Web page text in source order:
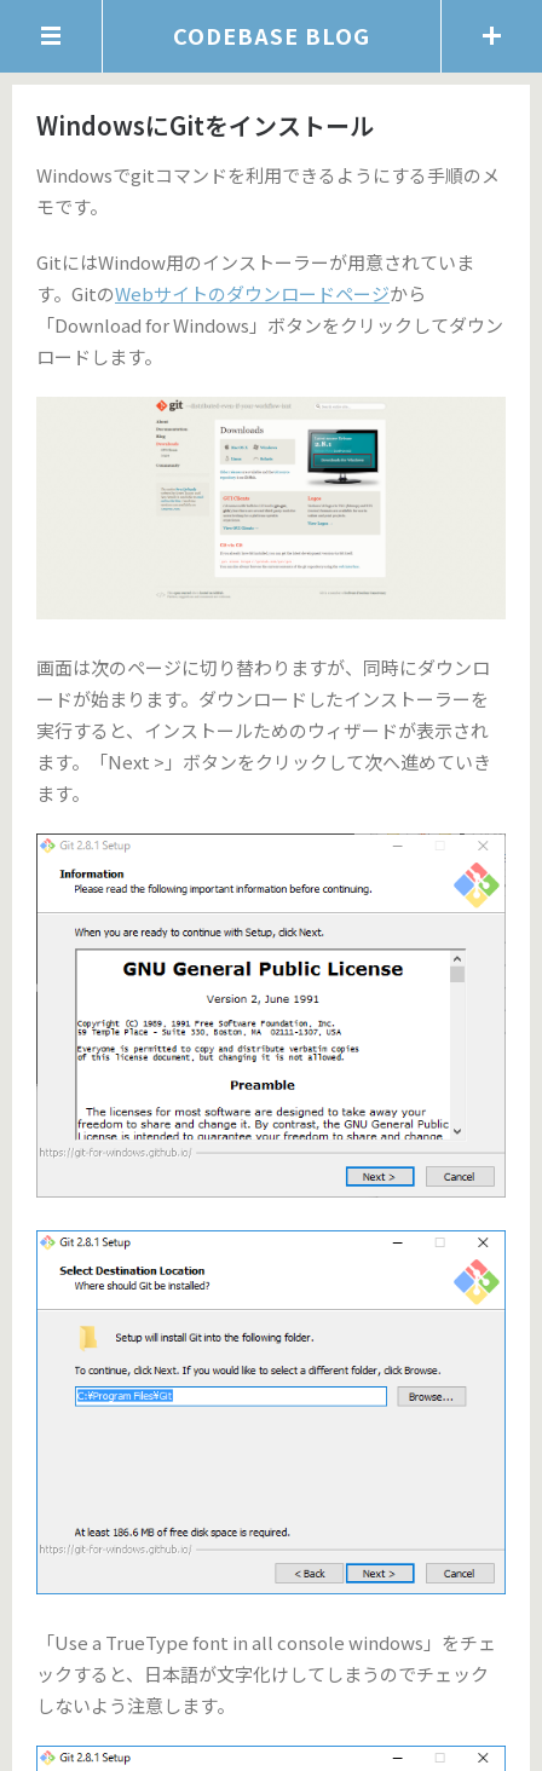
CODEBASE BLOG
WindowsにGitをインストール
Windowsでgitコマンドを利用できるようにする手順のメ
モです。
GitにはWindow用のインストーラーが用意されていま
す。GitのWebサイトのダウンロードページから
「Download for Windows」ボタンをクリックしてダウン
ロードします。
画面は次のページに切り替わりますが、同時にダウンロ
ードが始まります。ダウンロードしたインストーラーを
実行すると、インストールためのウィザードが表示され
ます。「Next >」ボタンをクリックして次へ進めていき
ます。
「Use a TrueType font in all console windows」をチェ
ックすると、日本語が文字化けしてしまうのでチェック
しないよう注意します。